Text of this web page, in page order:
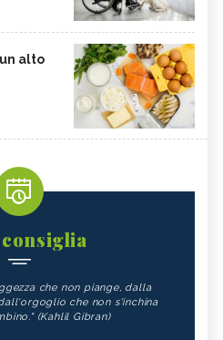
alto
che non piange, dalla
che non s'inchina
(Kahlil Gibran)